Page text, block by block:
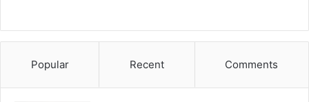
Popular Recent Comments